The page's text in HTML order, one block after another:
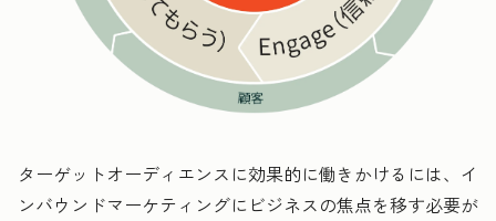
ターゲットオーディエンスに効果的に働きかけるには、イ
ンバウンドマーケティングにビジネスの焦点を移す必要が